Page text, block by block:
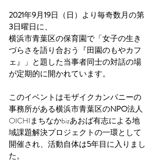
2021年9月19日（日）より毎奇数月の第
3日曜日に、
横浜市青葉区の保育園で「女子の生き
づらさを語り合おう『田園のもやカフ
ェ』」と題した当事者同士の対話の場
が定期的に開かれています。
このイベントはモザイクカンパニーの
事務所がある横浜市青葉区のNPO法人
OICHIまちなかbizあおば有志による地
域課題解決プロジェクトの一環として
開催され、活動自体は5年目に入りまし
た。